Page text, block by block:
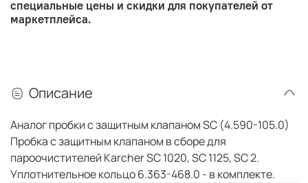
специальные цены и скидки для покупателей от
маркетплейса.
Описание
Аналог пробки с защитным клапаном SC (4.590-105.0)
Пробка с защитным клапаном в сборе для
пароочистителей Karcher SC 1020, SC 1125, SC 2.
Уплотнительное кольцо 6.363-468.0 - в комплекте.